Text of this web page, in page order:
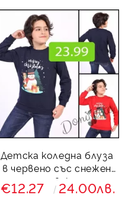
Детска коледна блуза
в червено със снежен
човек
€12.27 24.00лв.